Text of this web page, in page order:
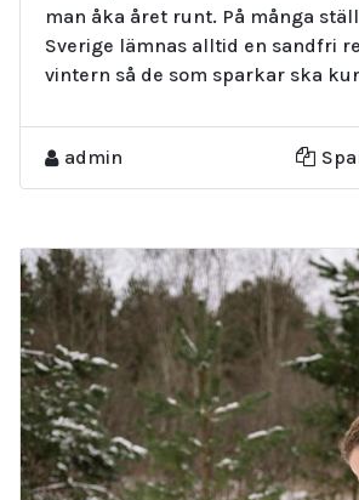
man åka året runt. På många
Sverige lämnas alltid en sandfri
vintern så de som sparkar ska
admin